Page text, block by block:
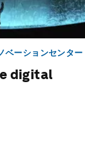
ベーションセンター
digital